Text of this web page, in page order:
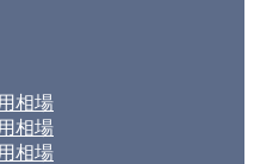
相場
相場
相場